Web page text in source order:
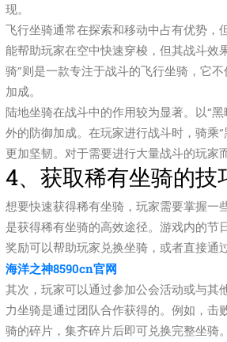
现。
飞行坐骑通常在探索和移动中占有优势，
能帮助玩家在空中快速穿梭，但其战斗效
骑”则是一款专注于战斗的飞行坐骑，它
加成。
陆地坐骑在战斗中的作用较为显著。以“
外的防御加成。在玩家进行战斗时，骑乘
更加坚韧。对于需要进行大量战斗的玩家
4、获取稀有坐骑的技
想要快速获得稀有坐骑，玩家需要掌握一
是获得稀有坐骑的高效途径。游戏内的
奖励可以帮助玩家兑换坐骑，或者直接通
海洋之神8590cn官网
其次，玩家可以通过参加公会活动或与其
力坐骑是通过团队合作获得的。例如，
骑的碎片，集齐碎片后即可兑换完整坐骑。